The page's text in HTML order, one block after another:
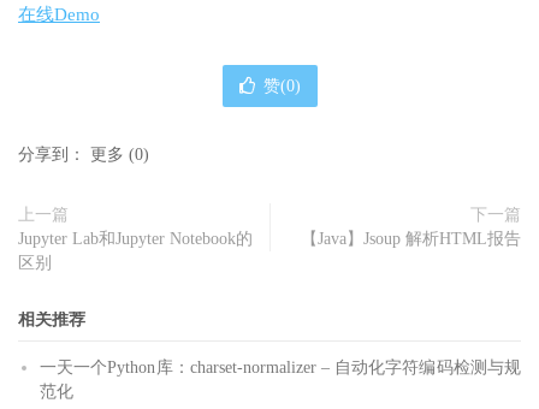
在线Demo
赞(0)
分享到： 更多 (0)
上一篇
Jupyter Lab和Jupyter Notebook的
区别
下一篇
【Java】Jsoup 解析HTML报告
相关推荐
一天一个Python库：charset-normalizer – 自动化字符编码检测与规
范化